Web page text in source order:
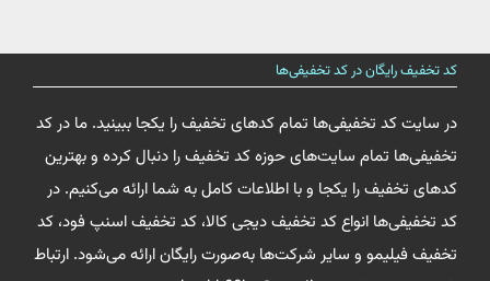
کد تخفیف رایگان در کد تخفیفی‌ها
در سایت کد تخفیفی‌ها تمام کدهای تخفیف را یکجا ببینید. ما در کد
تخفیفی‌ها تمام سایت‌های حوزه کد تخفیف را دنبال کرده و بهترین
کدهای تخفیف را یکجا و با اطلاعات کامل به شما ارائه می‌کنیم. در
کد تخفیفی‌ها انواع کد تخفیف دیجی کالا، کد تخفیف اسنپ فود، کد
تخفیف فیلیمو و سایر شرکت‌ها به‌صورت رایگان ارائه می‌شود. ارتباط